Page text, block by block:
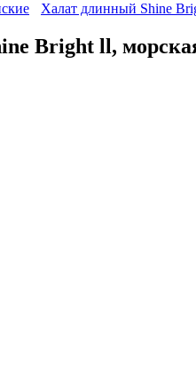
Халат длинный Shine
Bright ll,